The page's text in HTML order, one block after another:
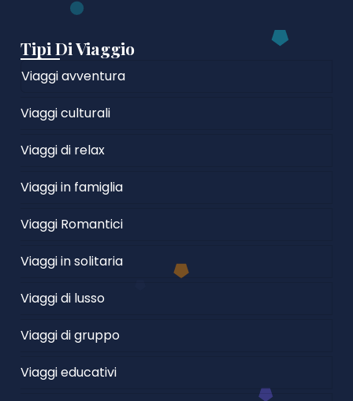
Tipi Di Viaggio
Viaggi avventura
Viaggi culturali
Viaggi di relax
Viaggi in famiglia
Viaggi Romantici
Viaggi in solitaria
Viaggi di lusso
Viaggi di gruppo
Viaggi educativi